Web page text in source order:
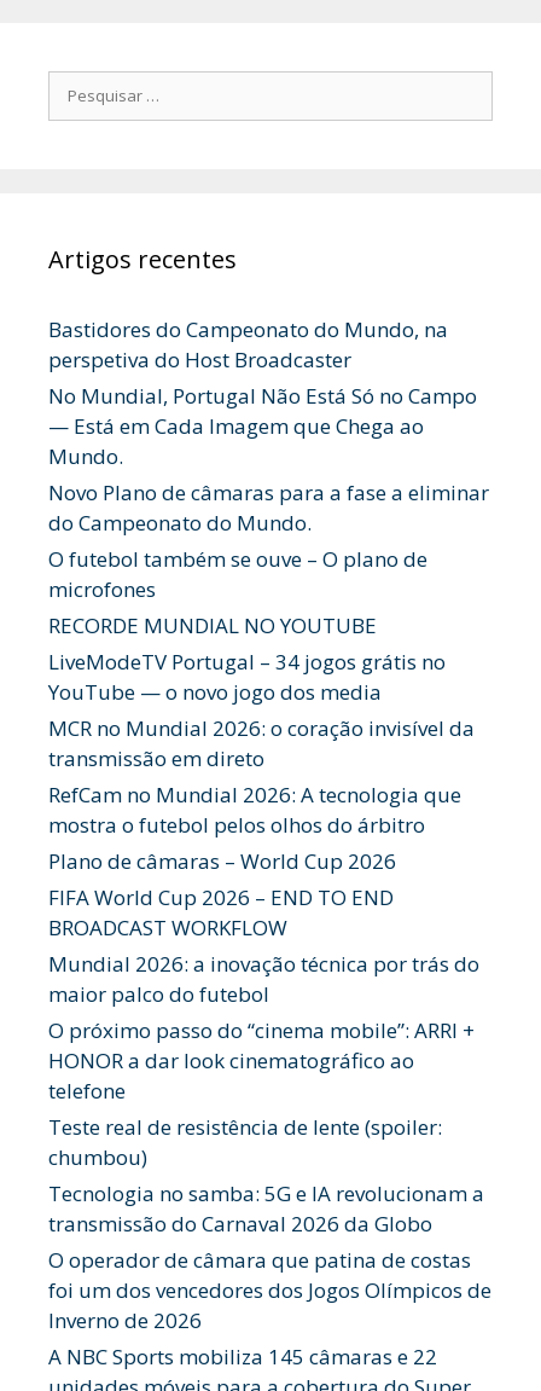
Pesquisar
por:
Artigos recentes
Bastidores do Campeonato do Mundo, na
perspetiva do Host Broadcaster
No Mundial, Portugal Não Está Só no Campo
— Está em Cada Imagem que Chega ao
Mundo.
Novo Plano de câmaras para a fase a eliminar
do Campeonato do Mundo.
O futebol também se ouve – O plano de
microfones
RECORDE MUNDIAL NO YOUTUBE
LiveModeTV Portugal – 34 jogos grátis no
YouTube — o novo jogo dos media
MCR no Mundial 2026: o coração invisível da
transmissão em direto
RefCam no Mundial 2026: A tecnologia que
mostra o futebol pelos olhos do árbitro
Plano de câmaras – World Cup 2026
FIFA World Cup 2026 – END TO END
BROADCAST WORKFLOW
Mundial 2026: a inovação técnica por trás do
maior palco do futebol
O próximo passo do “cinema mobile”: ARRI +
HONOR a dar look cinematográfico ao
telefone
Teste real de resistência de lente (spoiler:
chumbou)
Tecnologia no samba: 5G e IA revolucionam a
transmissão do Carnaval 2026 da Globo
O operador de câmara que patina de costas
foi um dos vencedores dos Jogos Olímpicos de
Inverno de 2026
A NBC Sports mobiliza 145 câmaras e 22